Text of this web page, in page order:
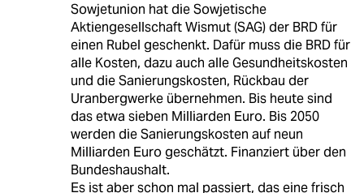
Sowjetunion hat die Sowjetische
Aktiengesellschaft Wismut (SAG) der BRD für
einen Rubel geschenkt. Dafür muss die BRD für
alle Kosten, dazu auch alle Gesundheitskosten
und die Sanierungskosten, Rückbau der
Uranbergwerke übernehmen. Bis heute sind
das etwa sieben Milliarden Euro. Bis 2050
werden die Sanierungskosten auf neun
Milliarden Euro geschätzt. Finanziert über den
Bundeshaushalt.
Es ist aber schon mal passiert, das eine frisch